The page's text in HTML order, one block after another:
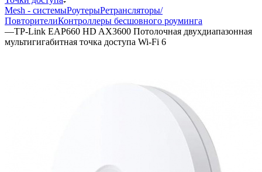
Mesh - системыРоутерыРетрансляторы/
ПовторителиКонтроллеры бесшовного роуминга
—TP-Link EAP660 HD AX3600 Потолочная двухдиапазонная
мультигигабитная точка доступа Wi-Fi 6